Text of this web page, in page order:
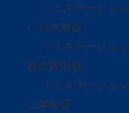
イエステーション
いわき泉店
イエステーション
郡山富田店
イエステーション
二本松店